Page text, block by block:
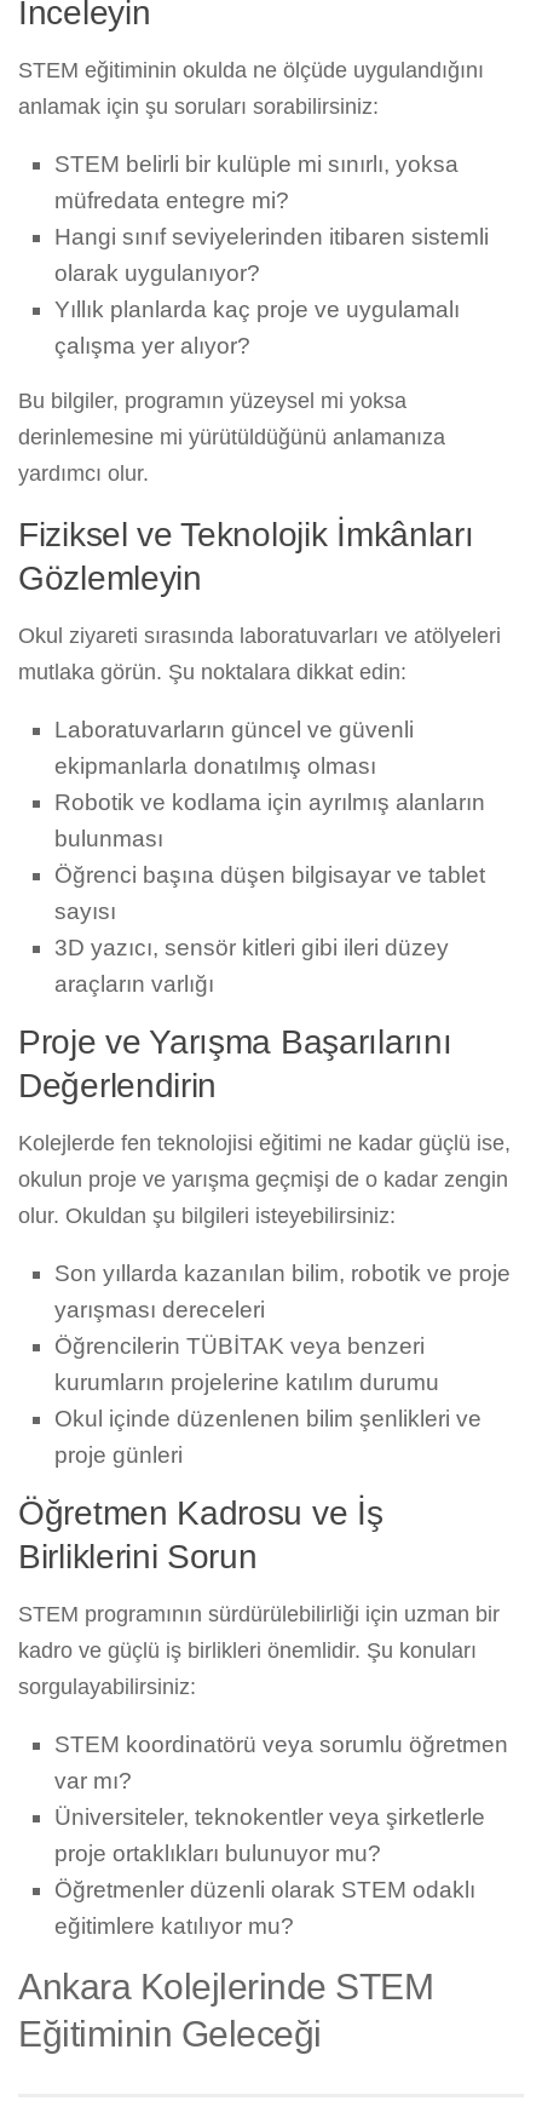
İnceleyin
STEM eğitiminin okulda ne ölçüde uygulandığını
anlamak için şu soruları sorabilirsiniz:
STEM belirli bir kulüple mi sınırlı, yoksa
müfredata entegre mi?
Hangi sınıf seviyelerinden itibaren sistemli
olarak uygulanıyor?
Yıllık planlarda kaç proje ve uygulamalı
çalışma yer alıyor?
Bu bilgiler, programın yüzeysel mi yoksa
derinlemesine mi yürütüldüğünü anlamanıza
yardımcı olur.
Fiziksel ve Teknolojik İmkânları
Gözlemleyin
Okul ziyareti sırasında laboratuvarları ve atölyeleri
mutlaka görün. Şu noktalara dikkat edin:
Laboratuvarların güncel ve güvenli
ekipmanlarla donatılmış olması
Robotik ve kodlama için ayrılmış alanların
bulunması
Öğrenci başına düşen bilgisayar ve tablet
sayısı
3D yazıcı, sensör kitleri gibi ileri düzey
araçların varlığı
Proje ve Yarışma Başarılarını
Değerlendirin
Kolejlerde fen teknolojisi eğitimi ne kadar güçlü ise,
okulun proje ve yarışma geçmişi de o kadar zengin
olur. Okuldan şu bilgileri isteyebilirsiniz:
Son yıllarda kazanılan bilim, robotik ve proje
yarışması dereceleri
Öğrencilerin TÜBİTAK veya benzeri
kurumların projelerine katılım durumu
Okul içinde düzenlenen bilim şenlikleri ve
proje günleri
Öğretmen Kadrosu ve İş
Birliklerini Sorun
STEM programının sürdürülebilirliği için uzman bir
kadro ve güçlü iş birlikleri önemlidir. Şu konuları
sorgulayabilirsiniz:
STEM koordinatörü veya sorumlu öğretmen
var mı?
Üniversiteler, teknokentler veya şirketlerle
proje ortaklıkları bulunuyor mu?
Öğretmenler düzenli olarak STEM odaklı
eğitimlere katılıyor mu?
Ankara Kolejlerinde STEM
Eğitiminin Geleceği